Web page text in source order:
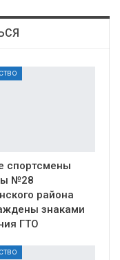
спортсмены
№28
района
знаками
ГТО